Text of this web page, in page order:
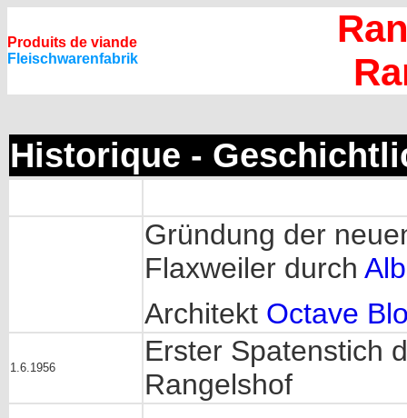
Produits de viande
Fleischwarenfabrik
Historique -
Gründung der
Flaxweiler durch
Architekt Octave
1.6.1956
Erster Spatenstich
Rangelshof